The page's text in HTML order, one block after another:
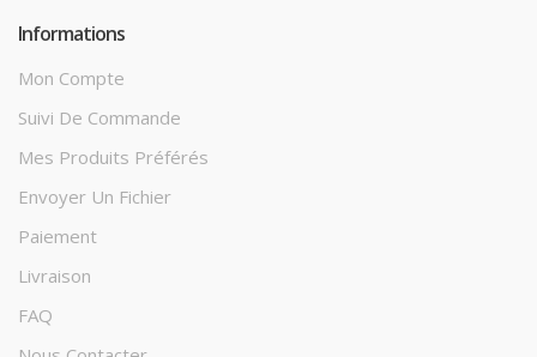
Informations
Mon Compte
Suivi De Commande
Mes Produits Préférés
Envoyer Un Fichier
Paiement
Livraison
FAQ